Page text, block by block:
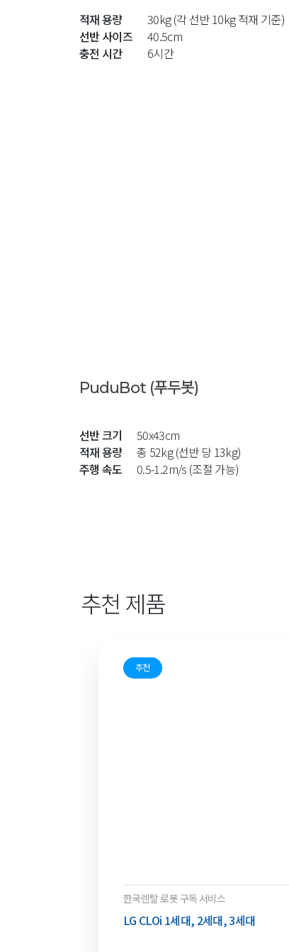
적재 용량
30kg (각 선반 10kg 적재 기준)
선반 사이즈
40.5cm
충전 시간
6시간
PuduBot (푸두봇)
선반 크기
50x43cm
적재 용량
총 52kg (선반 당 13kg)
주행 속도
0.5-1.2m/s (조절 가능)
추천 제품
추천
한국렌탈 로봇 구독 서비스
LG CLOi 1세대, 2세대, 3세대